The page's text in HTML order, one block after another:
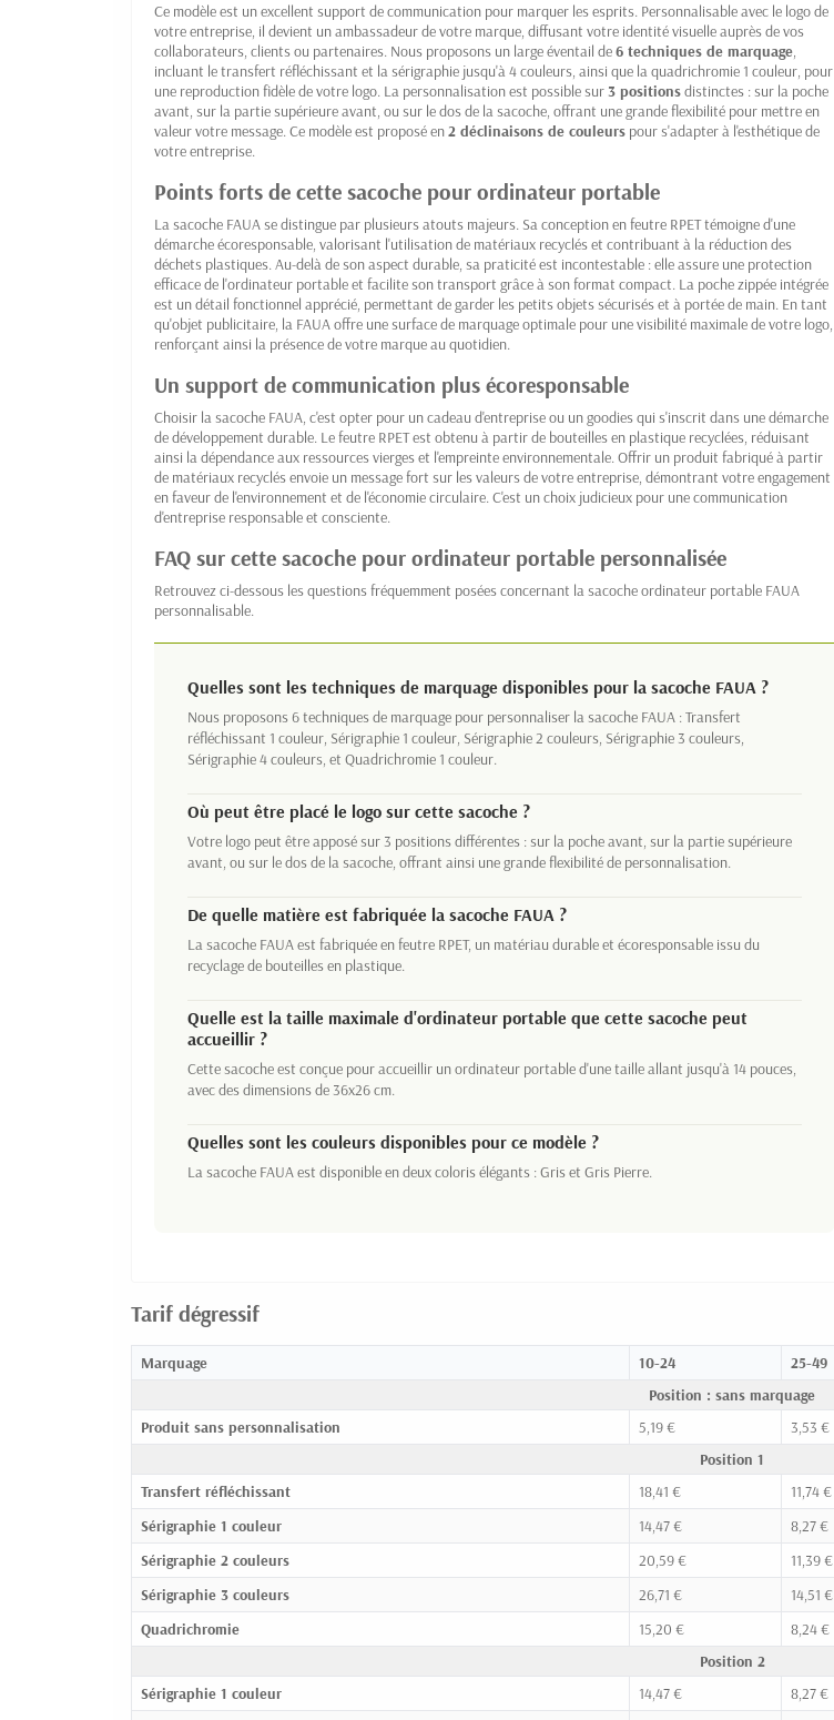
Ce modèle est un excellent support de communication pour marquer les esprits. Personnalisable avec le logo de
votre entreprise, il devient un ambassadeur de votre marque, diffusant votre identité visuelle auprès de vos
collaborateurs, clients ou partenaires. Nous proposons un large éventail de6 techniques de marquage,
incluant le transfert réfléchissant et la sérigraphie jusqu'à 4 couleurs, ainsi que la quadrichromie 1 couleur, pour
une reproduction fidèle de votre logo. La personnalisation est possible sur3 positionsdistinctes : sur la poche
avant, sur la partie supérieure avant, ou sur le dos de la sacoche, offrant une grande flexibilité pour mettre en
valeur votre message. Ce modèle est proposé en2 déclinaisons de couleurs pour s'adapter à l'esthétique de
votre entreprise.
Points forts de cette sacoche pour ordinateur portable
La sacoche FAUA se distingue par plusieurs atouts majeurs. Sa conception en feutre RPET témoigne d'une
démarche écoresponsable, valorisant l'utilisation de matériaux recyclés et contribuant à la réduction des
déchets plastiques. Au-delà de son aspect durable, sa praticité est incontestable : elle assure une protection
efficace de l'ordinateur portable et facilite son transport grâce à son format compact. La poche zippée intégrée
est un détail fonctionnel apprécié, permettant de garder les petits objets sécurisés et à portée de main. En tant
qu'objet publicitaire, la FAUA offre une surface de marquage optimale pour une visibilité maximale de votre logo,
renforçant ainsi la présence de votre marque au quotidien.
Un support de communication plus écoresponsable
Choisir la sacoche FAUA, c'est opter pour un cadeau d'entreprise ou un goodies qui s'inscrit dans une démarche
de développement durable. Le feutre RPET est obtenu à partir de bouteilles en plastique recyclées, réduisant
ainsi la dépendance aux ressources vierges et l'empreinte environnementale. Offrir un produit fabriqué à partir
de matériaux recyclés envoie un message fort sur les valeurs de votre entreprise, démontrant votre engagement
en faveur de l'environnement et de l'économie circulaire. C'est un choix judicieux pour une communication
d'entreprise responsable et consciente.
FAQ sur cette sacoche pour ordinateur portable personnalisée
Retrouvez ci-dessous les questions fréquemment posées concernant la sacoche ordinateur portable FAUA
personnalisable.
Quelles sont les techniques de marquage disponibles pour la sacoche FAUA ?
Nous proposons 6 techniques de marquage pour personnaliser la sacoche FAUA : Transfert
réfléchissant 1 couleur, Sérigraphie 1 couleur, Sérigraphie 2 couleurs, Sérigraphie 3 couleurs,
Sérigraphie 4 couleurs, et Quadrichromie 1 couleur.
Où peut être placé le logo sur cette sacoche ?
Votre logo peut être apposé sur 3 positions différentes : sur la poche avant, sur la partie supérieure
avant, ou sur le dos de la sacoche, offrant ainsi une grande flexibilité de personnalisation.
De quelle matière est fabriquée la sacoche FAUA ?
La sacoche FAUA est fabriquée en feutre RPET, un matériau durable et écoresponsable issu du
recyclage de bouteilles en plastique.
Quelle est la taille maximale d'ordinateur portable que cette sacoche peut
accueillir ?
Cette sacoche est conçue pour accueillir un ordinateur portable d'une taille allant jusqu'à 14 pouces,
avec des dimensions de 36x26 cm.
Quelles sont les couleurs disponibles pour ce modèle ?
La sacoche FAUA est disponible en deux coloris élégants : Gris et Gris Pierre.
Tarif dégressif
Marquage 10-24 25-49
Position : sans marquage
Produit sans personnalisation
5,19 € 3,53 €
Position 1
Transfert réfléchissant
18,41 € 11,74 €
Sérigraphie 1 couleur
14,47 € 8,27 €
Sérigraphie 2 couleurs
20,59 € 11,39 €
Sérigraphie 3 couleurs
26,71 € 14,51 €
Quadrichromie
15,20 € 8,24 €
Position 2
Sérigraphie 1 couleur
14,47 € 8,27 €